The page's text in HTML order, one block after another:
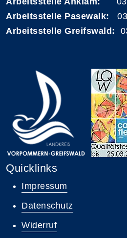
Arbeitsstelle Pasewalk:
Arbeitsstelle Greifswald:
Quicklinks
Impressum
Datenschutz
Widerruf